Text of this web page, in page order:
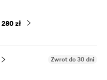
280 zł
Zwrot do 30 dni